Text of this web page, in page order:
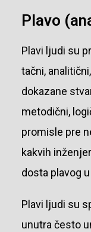
Plavo
Plavi ljudi su
tačni,
dokazane
metodični,
promisle pre
kakvih
dosta plavog
Plavi ljudi su
unutra često